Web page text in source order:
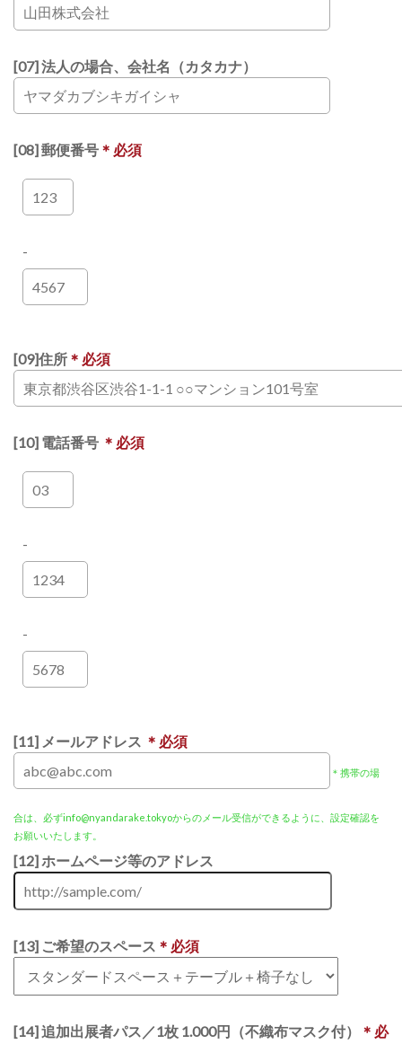
[07] 法人の場合、会社名（カタカナ）
[08] 郵便番号 ＊必須
-
[09]住所 ＊必須
[10] 電話番号 ＊必須
-
-
[11] メールアドレス ＊必須
＊携帯の場
合は、必ずinfo@nyandarake.tokyoからのメール受信ができるように、設定確認を
お願いいたします。
[12] ホームページ等のアドレス
[13] ご希望のスペース ＊必須
[14] 追加出展者パス／1枚 1.000円（不織布マスク付）
＊必